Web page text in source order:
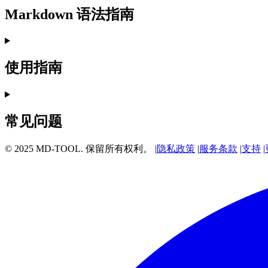
Markdown 语法指南
使用指南
常见问题
© 2025 MD-TOOL. 保留所有权利。 |隐私政策 |服务条款 |支持 |